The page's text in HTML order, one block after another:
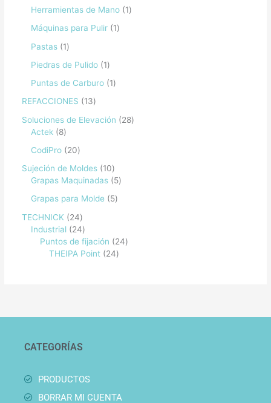
Herramientas de Mano
1
Máquinas para Pulir
1
Pastas
1
Piedras de Pulido
1
Puntas de Carburo
1
REFACCIONES
13
Soluciones de Elevación
28
Actek
8
CodiPro
20
Sujeción de Moldes
10
Grapas Maquinadas
5
Grapas para Molde
5
TECHNICK
24
Industrial
24
Puntos de fijación
24
THEIPA Point
24
CATEGORÍAS
PRODUCTOS
BORRAR MI CUENTA